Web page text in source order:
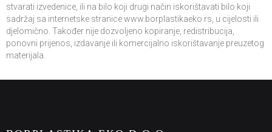
stvarati izvedenice, ili na bilo koji drugi način iskorištavati bilo koji
sadržaj sa internetske stranice www.borplastikaeko.rs, u cijelosti ili
djelomično. Također nije dozvoljeno kopiranje, redistribucija,
ponovni prijenos, izdavanje ili komercijalno iskorištavanje preuzetog
materijala.